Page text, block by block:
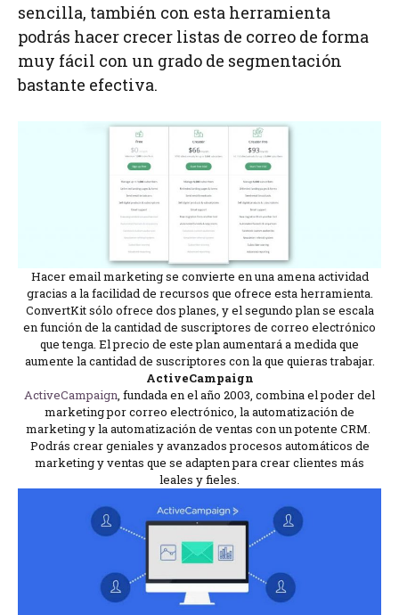
sencilla, también con esta herramienta
podrás hacer crecer listas de correo de forma
muy fácil con un grado de segmentación
bastante efectiva.
Hacer email marketing se convierte en una amena actividad
gracias a la facilidad de recursos que ofrece esta herramienta.
ConvertKit sólo ofrece dos planes, y el segundo plan se escala
en función de la cantidad de suscriptores de correo electrónico
que tenga. El precio de este plan aumentará a medida que
aumente la cantidad de suscriptores con la que quieras trabajar.
ActiveCampaign
ActiveCampaign, fundada en el año 2003, combina el poder del
marketing por correo electrónico, la automatización de
marketing y la automatización de ventas con un potente CRM.
Podrás crear geniales y avanzados procesos automáticos de
marketing y ventas que se adapten para crear clientes más
leales y fieles.